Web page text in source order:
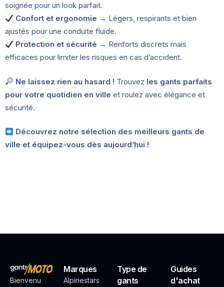
soignée pour un look parfait.
Confort et ergonomie → Légers, respirants et bien
ajustés pour une conduite fluide.
Protection et sécurité → Renforts discrets mais
efficaces pour limiter les risques en cas d’accident.
Ne laissez rien au hasard ! Trouvez les gants parfaits
pour votre quotidien en ville et roulez avec élégance et
sécurité.
Découvrez notre sélection des meilleurs gants de
ville et équipez-vous dès aujourd’hui !
Bienvenu
Marques
Alpinestars
Type de
gants
Guides
d'achat